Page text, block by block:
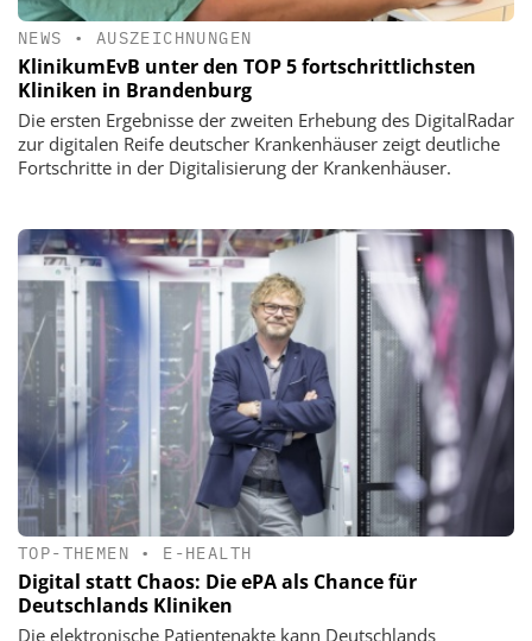
NEWS • AUSZEICHNUNGEN
KlinikumEvB unter den TOP 5 fortschrittlichsten
Kliniken in Brandenburg
Die ersten Ergebnisse der zweiten Erhebung des DigitalRadar
zur digitalen Reife deutscher Krankenhäuser zeigt deutliche
Fortschritte in der Digitalisierung der Krankenhäuser.
TOP-THEMEN • E-HEALTH
Digital statt Chaos: Die ePA als Chance für
Deutschlands Kliniken
Die elektronische Patientenakte kann Deutschlands